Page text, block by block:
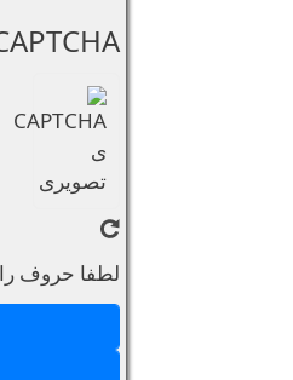
لطفا حروف